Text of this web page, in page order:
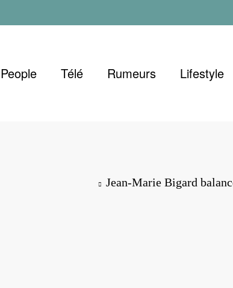
Télé Rumeurs Lifestyle
Jean-Marie Bigard